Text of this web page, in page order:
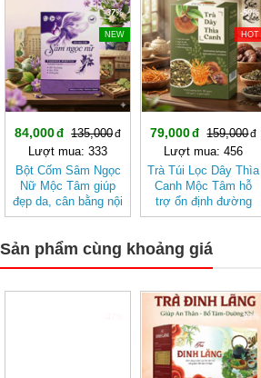
-37%
NEW
84,000
135,000
Lượt mua: 333
Bột Cốm Sâm Ngọc
Nữ Mộc Tâm giúp
đẹp da, cân bằng nội
tiết tố nữ
-50%
HOT
79,000
159,000
Lượt mua: 456
Trà Túi Lọc Dây Thìa
Canh Mộc Tâm hỗ
trợ ổn định đường
huyết
Sản phẩm cùng khoảng giá
-33%